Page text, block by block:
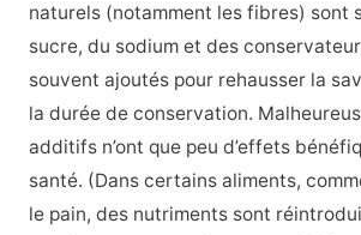
naturels (notamment les fibres) sont
sucre, du sodium et des
souvent ajoutés pour rehausser la
la durée de conservation.
additifs n’ont que peu d’effets
santé. (Dans certains aliments,
le pain, des nutriments sont